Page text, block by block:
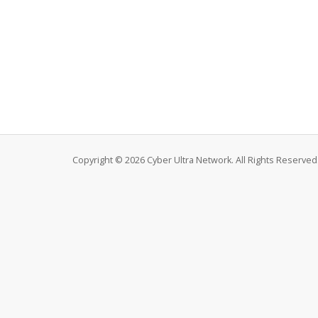
Copyright © 2026 Cyber Ultra Network. All Rights